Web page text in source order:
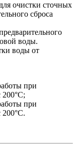
очистки сточных
сброса
воды.
воды от
при
200°С;
при
200°С.